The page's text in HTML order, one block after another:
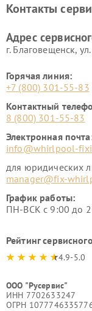
Контакты
Адрес
г. Благовещенск,
Горячая линия:
+7 (800) 301-55-83
Контактный
8 (800) 301-55-83
Электронная
info@whirlpool-
для юридических
manager@fix-
График работы:
ПН-ВСК с 9:00 до
Рейтинг
4.9-5.0
ООО "Русервис"
ИНН 7702633247
ОГРН